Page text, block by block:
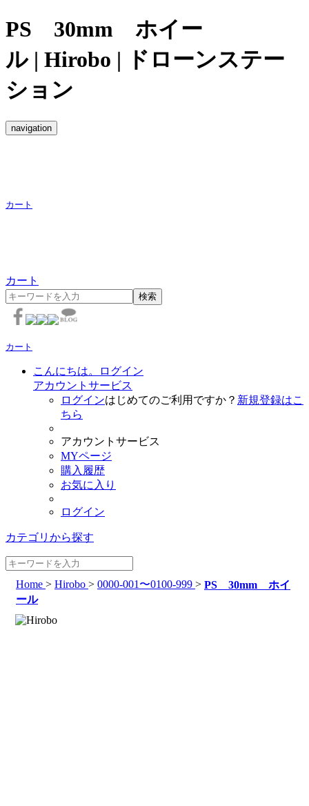
PS 30mm ホイー
ル | Hirobo | ドローンステー
ション
navigation
カート
カート
検索
カート
こんにちは。ログイン
アカウントサービス
ログインはじめてのご利用ですか？ 新規登録はこ
ちら
アカウントサービス
MYページ
購入履歴
お気に入り
ログイン
カテゴリから探す
Home > Hirobo > 0000-001〜0100-999 > PS 30mm ホイ
ール